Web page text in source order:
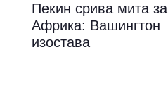
Пекин срива мита за
Африка: Вашингтон
изостава